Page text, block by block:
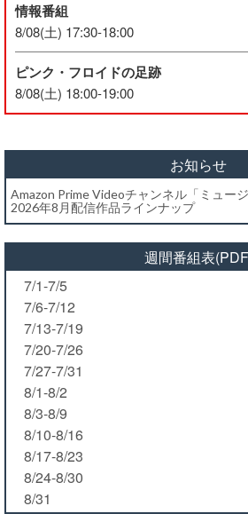
情報番組
8/08(土) 17:30-18:00
ピンク・フロイドの足跡
8/08(土) 18:00-19:00
お知らせ
Amazon Prime Videoチャンネル「ミュージ
2026年8月配信作品ラインナップ
週間番組表
7/1-7/5
7/6-7/12
7/13-7/19
7/20-7/26
7/27-7/31
8/1-8/2
8/3-8/9
8/10-8/16
8/17-8/23
8/24-8/30
8/31